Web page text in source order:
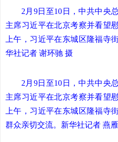
2月9日至10日，中共中央
主席习近平在北京考察并看望
上午，习近平在东城区隆福寺
华社记者 谢环驰 摄
2月9日至10日，中共中央
主席习近平在北京考察并看望
上午，习近平在东城区隆福寺
群众亲切交流。新华社记者 燕